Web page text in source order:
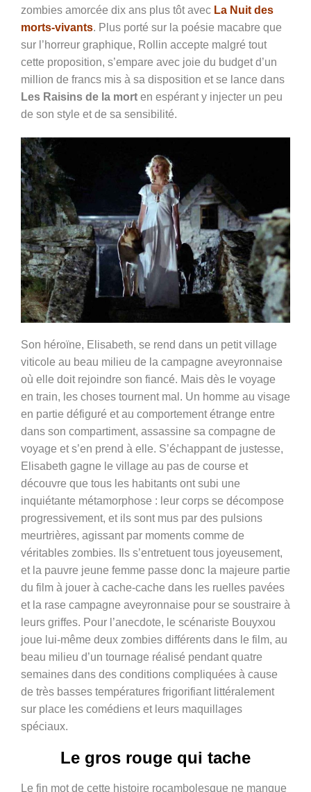
zombies amorcée dix ans plus tôt avec La Nuit des
morts-vivants. Plus porté sur la poésie macabre que
sur l’horreur graphique, Rollin accepte malgré tout
cette proposition, s’empare avec joie du budget d’un
million de francs mis à sa disposition et se lance dans
Les Raisins de la mort en espérant y injecter un peu
de son style et de sa sensibilité.
Son héroïne, Elisabeth, se rend dans un petit village
viticole au beau milieu de la campagne aveyronnaise
où elle doit rejoindre son fiancé. Mais dès le voyage
en train, les choses tournent mal. Un homme au visage
en partie défiguré et au comportement étrange entre
dans son compartiment, assassine sa compagne de
voyage et s’en prend à elle. S’échappant de justesse,
Elisabeth gagne le village au pas de course et
découvre que tous les habitants ont subi une
inquiétante métamorphose : leur corps se décompose
progressivement, et ils sont mus par des pulsions
meurtrières, agissant par moments comme de
véritables zombies. Ils s’entretuent tous joyeusement,
et la pauvre jeune femme passe donc la majeure partie
du film à jouer à cache-cache dans les ruelles pavées
et la rase campagne aveyronnaise pour se soustraire à
leurs griffes. Pour l’anecdote, le scénariste Bouyxou
joue lui-même deux zombies différents dans le film, au
beau milieu d’un tournage réalisé pendant quatre
semaines dans des conditions compliquées à cause
de très basses températures frigorifiant littéralement
sur place les comédiens et leurs maquillages
spéciaux.
Le gros rouge qui tache
Le fin mot de cette histoire rocambolesque ne manque